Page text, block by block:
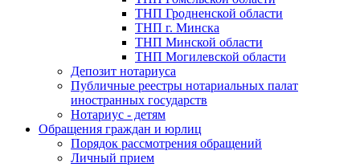
ТНП Гродненской области
ТНП г. Минска
ТНП Минской области
ТНП Могилевской области
Депозит нотариуса
Публичные реестры нотариальных палат
иностранных государств
Нотариус - детям
Обращения граждан и юрлиц
Порядок рассмотрения обращений
Личный прием